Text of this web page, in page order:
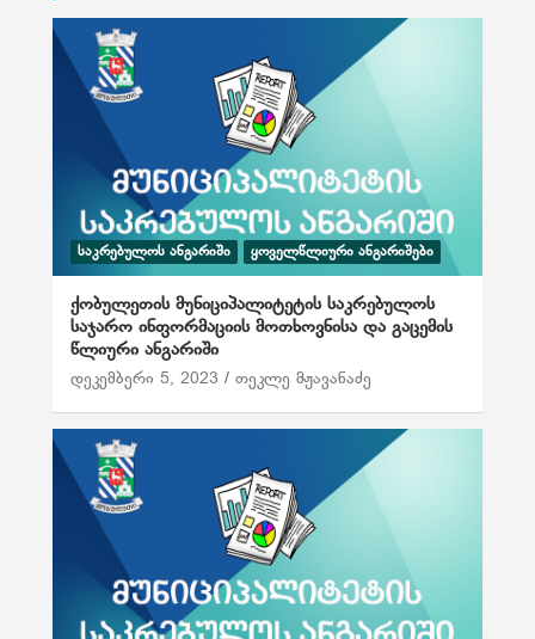
ა
წ
ს
რ
დ
ᲡᲐᲙᲠᲔᲑᲣᲚᲝᲡ ᲐᲜᲒᲐᲠᲘᲨᲘ ᲧᲝᲕᲔᲚᲬᲚᲘᲣᲠᲘ ᲐᲜᲒᲐᲠᲘᲨᲔᲑᲘ
ქობულეთის მუნიციპალიტეტის საკრებულოს
საჯარო ინფორმაციის მოთხოვნისა და გაცემის
წლიური ანგარიში
დეკემბერი 5, 2023 თეკლე მჟავანაძე